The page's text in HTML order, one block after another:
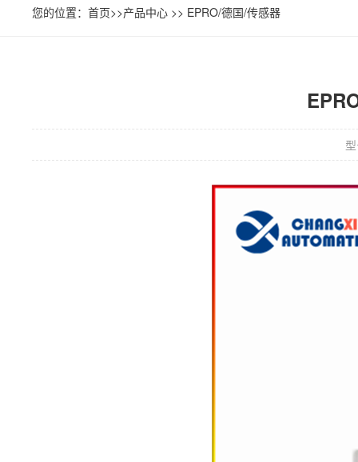
您的位置： 首页>>产品中心 >> EPRO/德国/传感器